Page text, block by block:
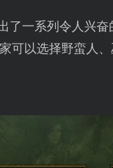
一系列令人兴
可以选择野蛮人